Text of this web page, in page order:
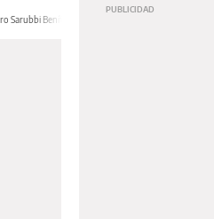
Sarubbi Benítez